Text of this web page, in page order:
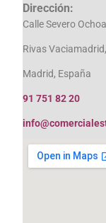
Dirección:
Calle Severo
Rivas
Madrid, España
91 751 82 20